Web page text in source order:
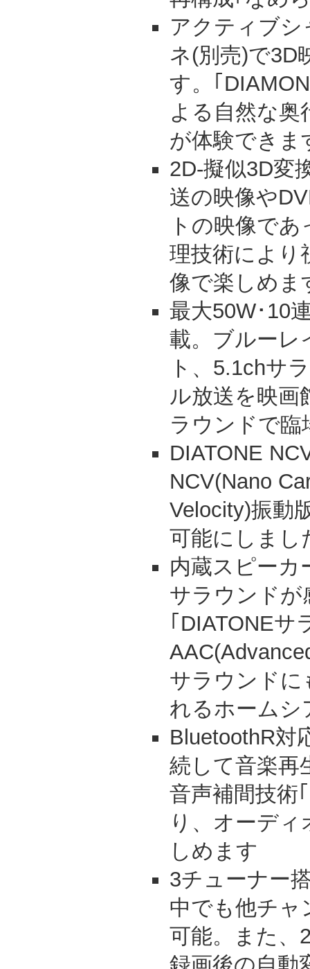
アクティブシ
ネ(別売)で3D
す。｢
よる自然な奥
が体験できま
2D-擬似3D変
送の映像や
トの映像で
理技術により
像で楽しめま
最大50W･10
載。ブルーレ
ト、5.1chサ
ル放送を映画
ラウンドで臨
DIATONE
NCV(Nano
Velocity)振動
可能にしまし
内蔵スピーカ
サラウンドが
｢DIATONEサ
サラウンドに
れるホームシ
BluetoothR対
続して音楽再
音声補間技術
り、オーデ
しめます
3チューナー
中でも他チャ
可能。また、